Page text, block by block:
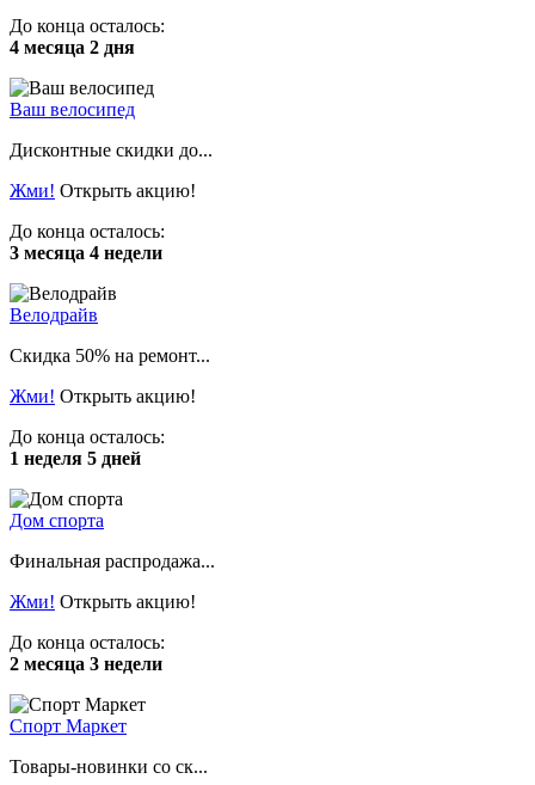
До конца осталось:
4 месяца 2 дня
Ваш велосипед
Дисконтные скидки до...
Жми! Открыть акцию!
До конца осталось:
3 месяца 4 недели
Велодрайв
Скидка 50% на ремонт...
Жми! Открыть акцию!
До конца осталось:
1 неделя 5 дней
Дом спорта
Финальная распродажа...
Жми! Открыть акцию!
До конца осталось:
2 месяца 3 недели
Спорт Маркет
Товары-новинки со ск...